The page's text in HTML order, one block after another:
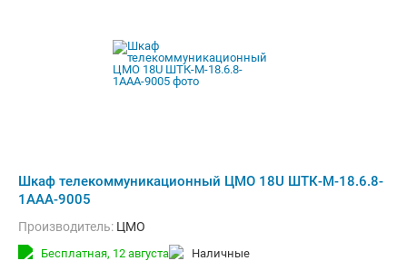
Шкаф телекоммуникационный ЦМО 18U ШТК-М-18.6.8-
1ААА-9005
Производитель: ЦМО
Бесплатная, 12 августа наличные